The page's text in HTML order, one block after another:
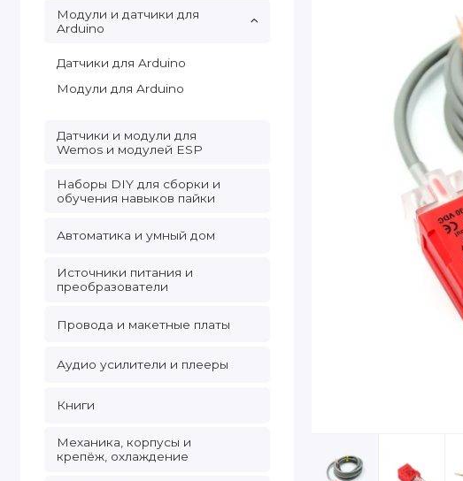
Модули и датчики для
Arduino
Датчики для Arduino
Модули для Arduino
Датчики и модули для
Wemos и модулей ESP
Наборы DIY для сборки и
обучения навыков пайки
Автоматика и умный дом
Источники питания и
преобразователи
Провода и макетные платы
Аудио усилители и плееры
Книги
Механика, корпусы и
крепёж, охлаждение